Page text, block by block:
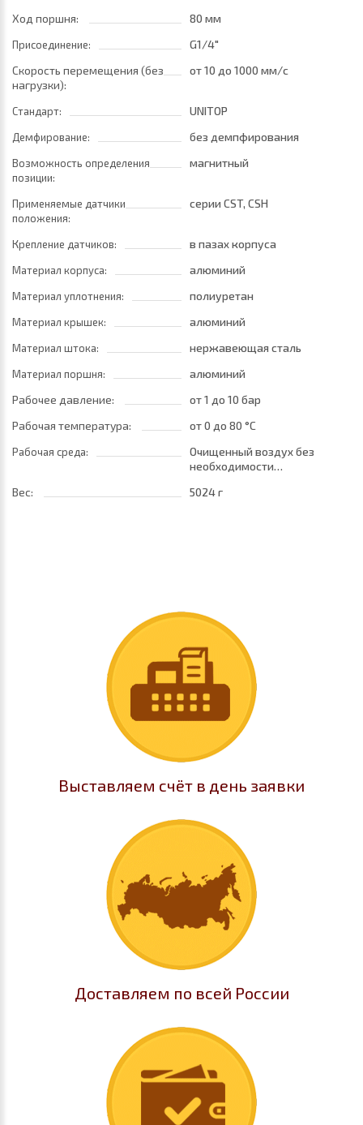
Ход поршня: 80 мм
Присоединение:
G1/4"
Скорость перемещения (без
нагрузки):
от 10 до 1000 мм/с
Стандарт: UNITOP
Демфирование: без демпфирования
Возможность определения
позиции:
магнитный
Применяемые датчики
положения:
серии CST, CSH
Крепление датчиков: в пазах корпуса
Материал корпуса: алюминий
Материал уплотнения: полиуретан
Материал крышек: алюминий
Материал штока: нержавеющая сталь
Материал поршня:
алюминий
Рабочее давление:
от 1 до 10 бар
Рабочая температура:
от 0 до 80 °C
Рабочая среда:
Очищенный воздух без
необходимости
установка центробежного
Вес: 5024 г
Выставляем счёт в день заявки
Доставляем по всей России